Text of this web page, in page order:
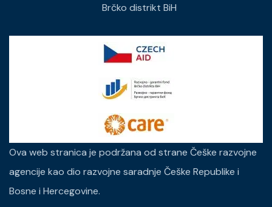
Brčko distrikt BiH
Ova web stranica je podržana od strane Češke razvojne
agencije kao dio razvojne saradnje Češke Republike i
Bosne i Hercegovine.